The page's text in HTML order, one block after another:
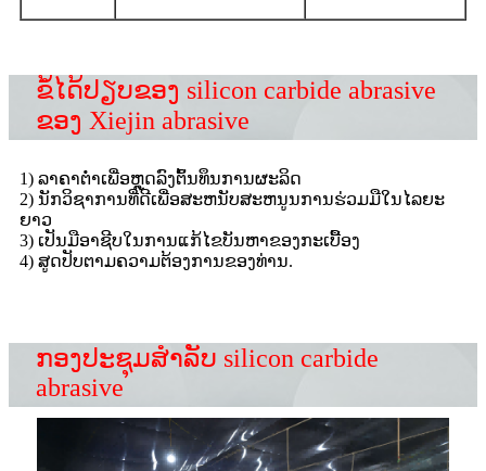
ຂໍ້ໄດ້ປຽບຂອງ silicon carbide abrasive
ຂອງ Xiejin abrasive
1​) ລາ​ຄາ​ຕ​່​ໍ​າ​ເພື່ອ​ຫຼຸດ​ລົງ​ຕົ້ນ​ທຶນ​ການ​ຜະ​ລິດ​
2) ນັກວິຊາການທີ່ດີເພື່ອສະຫນັບສະຫນູນການຮ່ວມມືໃນໄລຍະ
ຍາວ
3​) ເປັນ​ມື​ອາ​ຊີບ​ໃນ​ການ​ແກ້​ໄຂ​ບັນ​ຫາ​ຂອງ​ກະ​ເບື້ອງ​
4​) ສູດ​ປັບ​ຕາມ​ຄວາມ​ຕ້ອງ​ການ​ຂອງ​ທ່ານ​.
ກອງປະຊຸມສໍາລັບ silicon carbide
abrasive